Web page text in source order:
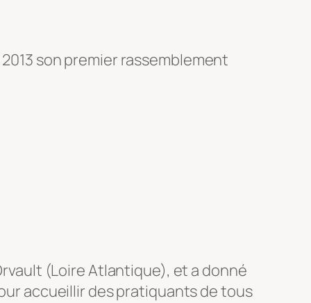
son premier rassemblement
(Loire Atlantique), et a donné
accueillir des pratiquants de tous